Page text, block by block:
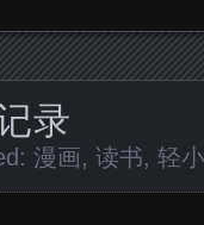
录
漫画, 读书, 轻